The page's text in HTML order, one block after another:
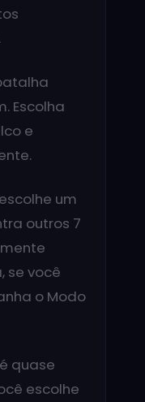
Escolha
e
um
outros 7
se você
o Modo
quase
escolhe